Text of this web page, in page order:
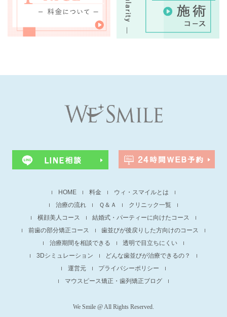
HOME 料金
ウィ・スマイルとは
治療の流れ
Ｑ＆Ａ
クリニック一覧
横顔美人コース
結婚式・パーティーに向けたコース
前歯の部分矯正コース
歯並びが後戻りした方向けのコース
治療期間を相談できる
透明で目立ちにくい
3Dシミュレーション
どんな歯並びが治療できるの？
運営元
プライバシーポリシー
マウスピース矯正・歯列矯正ブログ
We Smile @ All Rights Reserved.